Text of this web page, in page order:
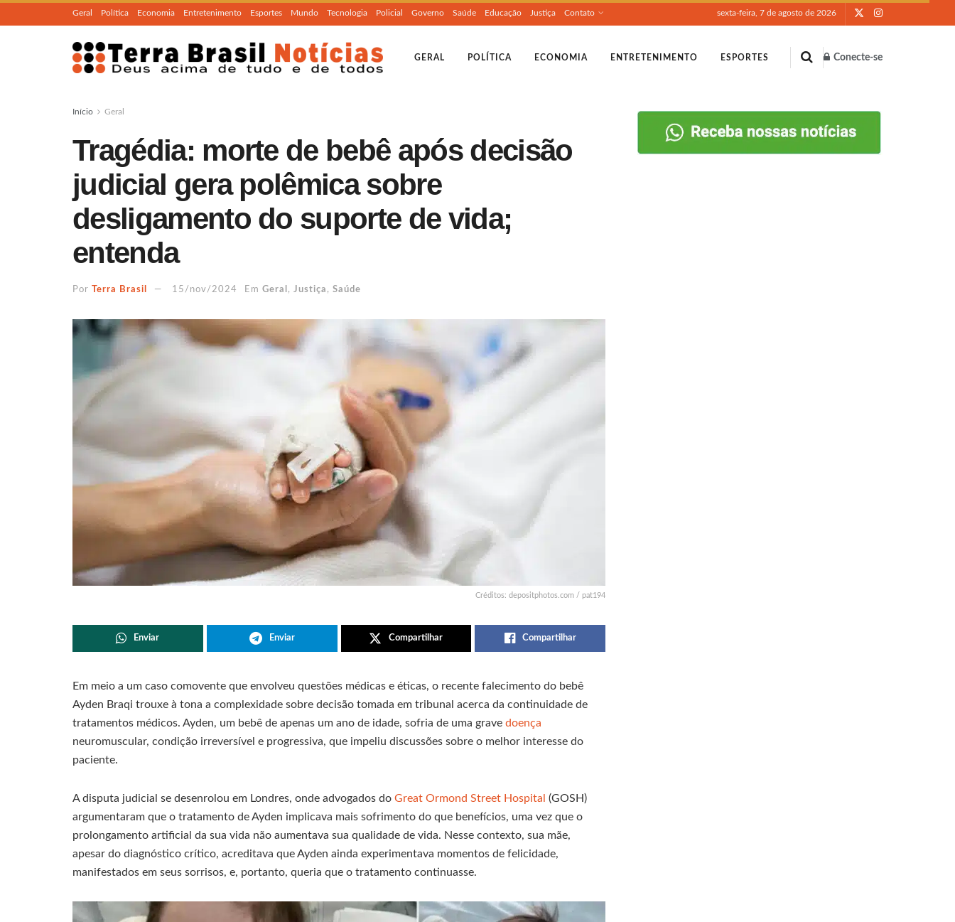
Geral Política Economia Entretenimento Esportes Mundo Tecnologia Policial Governo Saúde Educação Justiça Contato sexta-feira, 7 de agosto de 2026
GERAL POLÍTICA ECONOMIA ENTRETENIMENTO ESPORTES Conecte-se
Início Geral
Tragédia: morte de bebê após decisão
judicial gera polêmica sobre
desligamento do suporte de vida;
entenda
Por Terra Brasil 15/nov/2024 Em Geral , Justiça , Saúde
Créditos: depositphotos.com / pat194
Enviar Enviar Compartilhar Compartilhar
Em meio a um caso comovente que envolveu questões médicas e éticas, o recente falecimento do bebê
Ayden Braqi trouxe à tona a complexidade sobre decisão tomada em tribunal acerca da continuidade de
tratamentos médicos. Ayden, um bebê de apenas um ano de idade, sofria de uma grave doença
neuromuscular, condição irreversível e progressiva, que impeliu discussões sobre o melhor interesse do
paciente.
A disputa judicial se desenrolou em Londres, onde advogados do Great Ormond Street Hospital (GOSH)
argumentaram que o tratamento de Ayden implicava mais sofrimento do que benefícios, uma vez que o
prolongamento artificial da sua vida não aumentava sua qualidade de vida. Nesse contexto, sua mãe,
apesar do diagnóstico crítico, acreditava que Ayden ainda experimentava momentos de felicidade,
manifestados em seus sorrisos, e, portanto, queria que o tratamento continuasse.